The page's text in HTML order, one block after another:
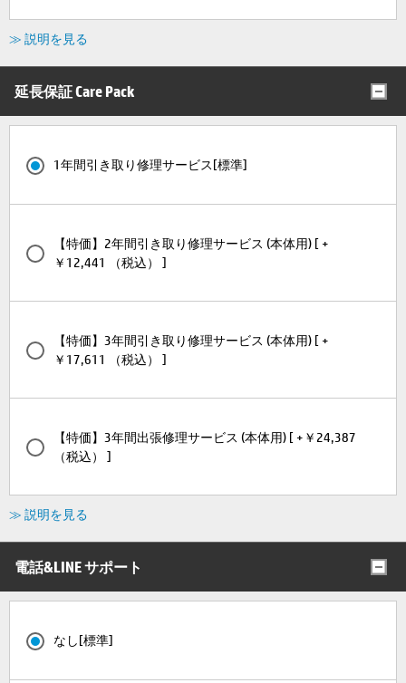
≫ 説明を見る
延長保証 Care Pack
1年間引き取り修理サービス[標準]
【特価】2年間引き取り修理サービス (本体用) [ +
￥12,441 （税込） ]
【特価】3年間引き取り修理サービス (本体用) [ +
￥17,611 （税込） ]
【特価】3年間出張修理サービス (本体用) [ +￥24,387
（税込） ]
≫ 説明を見る
電話&LINE サポート
なし[標準]